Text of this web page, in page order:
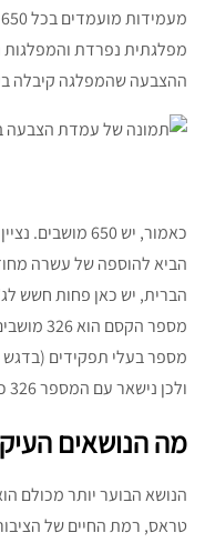
מפלגתית נפרדת
ההצבעה שהמפלגה קיבלה
הביא להוספה של עשרה
הברית, יש כאן פחות חשש
מספר
מספר בעלי תפקידים (בדגש
ולכן נישאר עם המספר 326 כמספר שנדרש כדי להפוך מפלגה למפלגת רוב.
מה הנושאים
הנושא הבוער יותר מכולם
טראס, רמת החיים של